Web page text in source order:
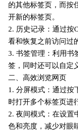
的其他标签页，而按
开新的标签页。
2. 历史记录：通过按
看和恢复之前访问过
3. 书签管理：利用书
签，同时还可以自定
二、高效浏览网页
1. 分屏模式：通过按
时打开多个标签页进
2. 夜间模式：在设置
色和亮度，减少对眼